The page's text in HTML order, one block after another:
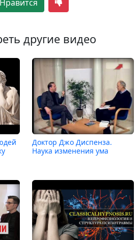
другие видео
Доктор Джо Диспенза.
Наука изменения ума